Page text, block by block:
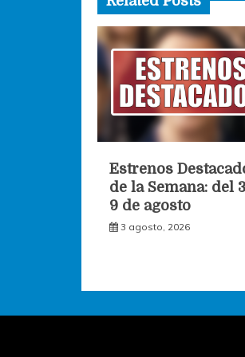
Estrenos
de la Semana: del
9 de agosto
3 agosto, 2026